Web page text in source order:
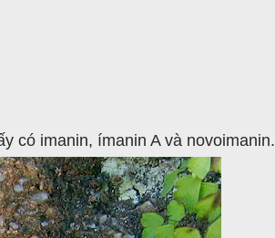
có imanin, ímanin A và novoimanin.